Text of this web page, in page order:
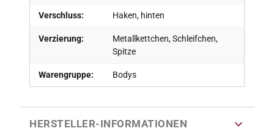
Verschluss: Haken, hinten
Verzierung:
Metallkettchen, Schleifchen,
Spitze
Warengruppe: Bodys
HERSTELLER-INFORMATIONEN